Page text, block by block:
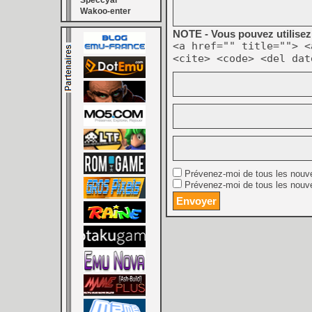
Wakoo-enter
NOTE - Vous pouvez
<a href="" title="">
<cite> <code> <del
Prévenez-moi de tous les
Prévenez-moi de tous les